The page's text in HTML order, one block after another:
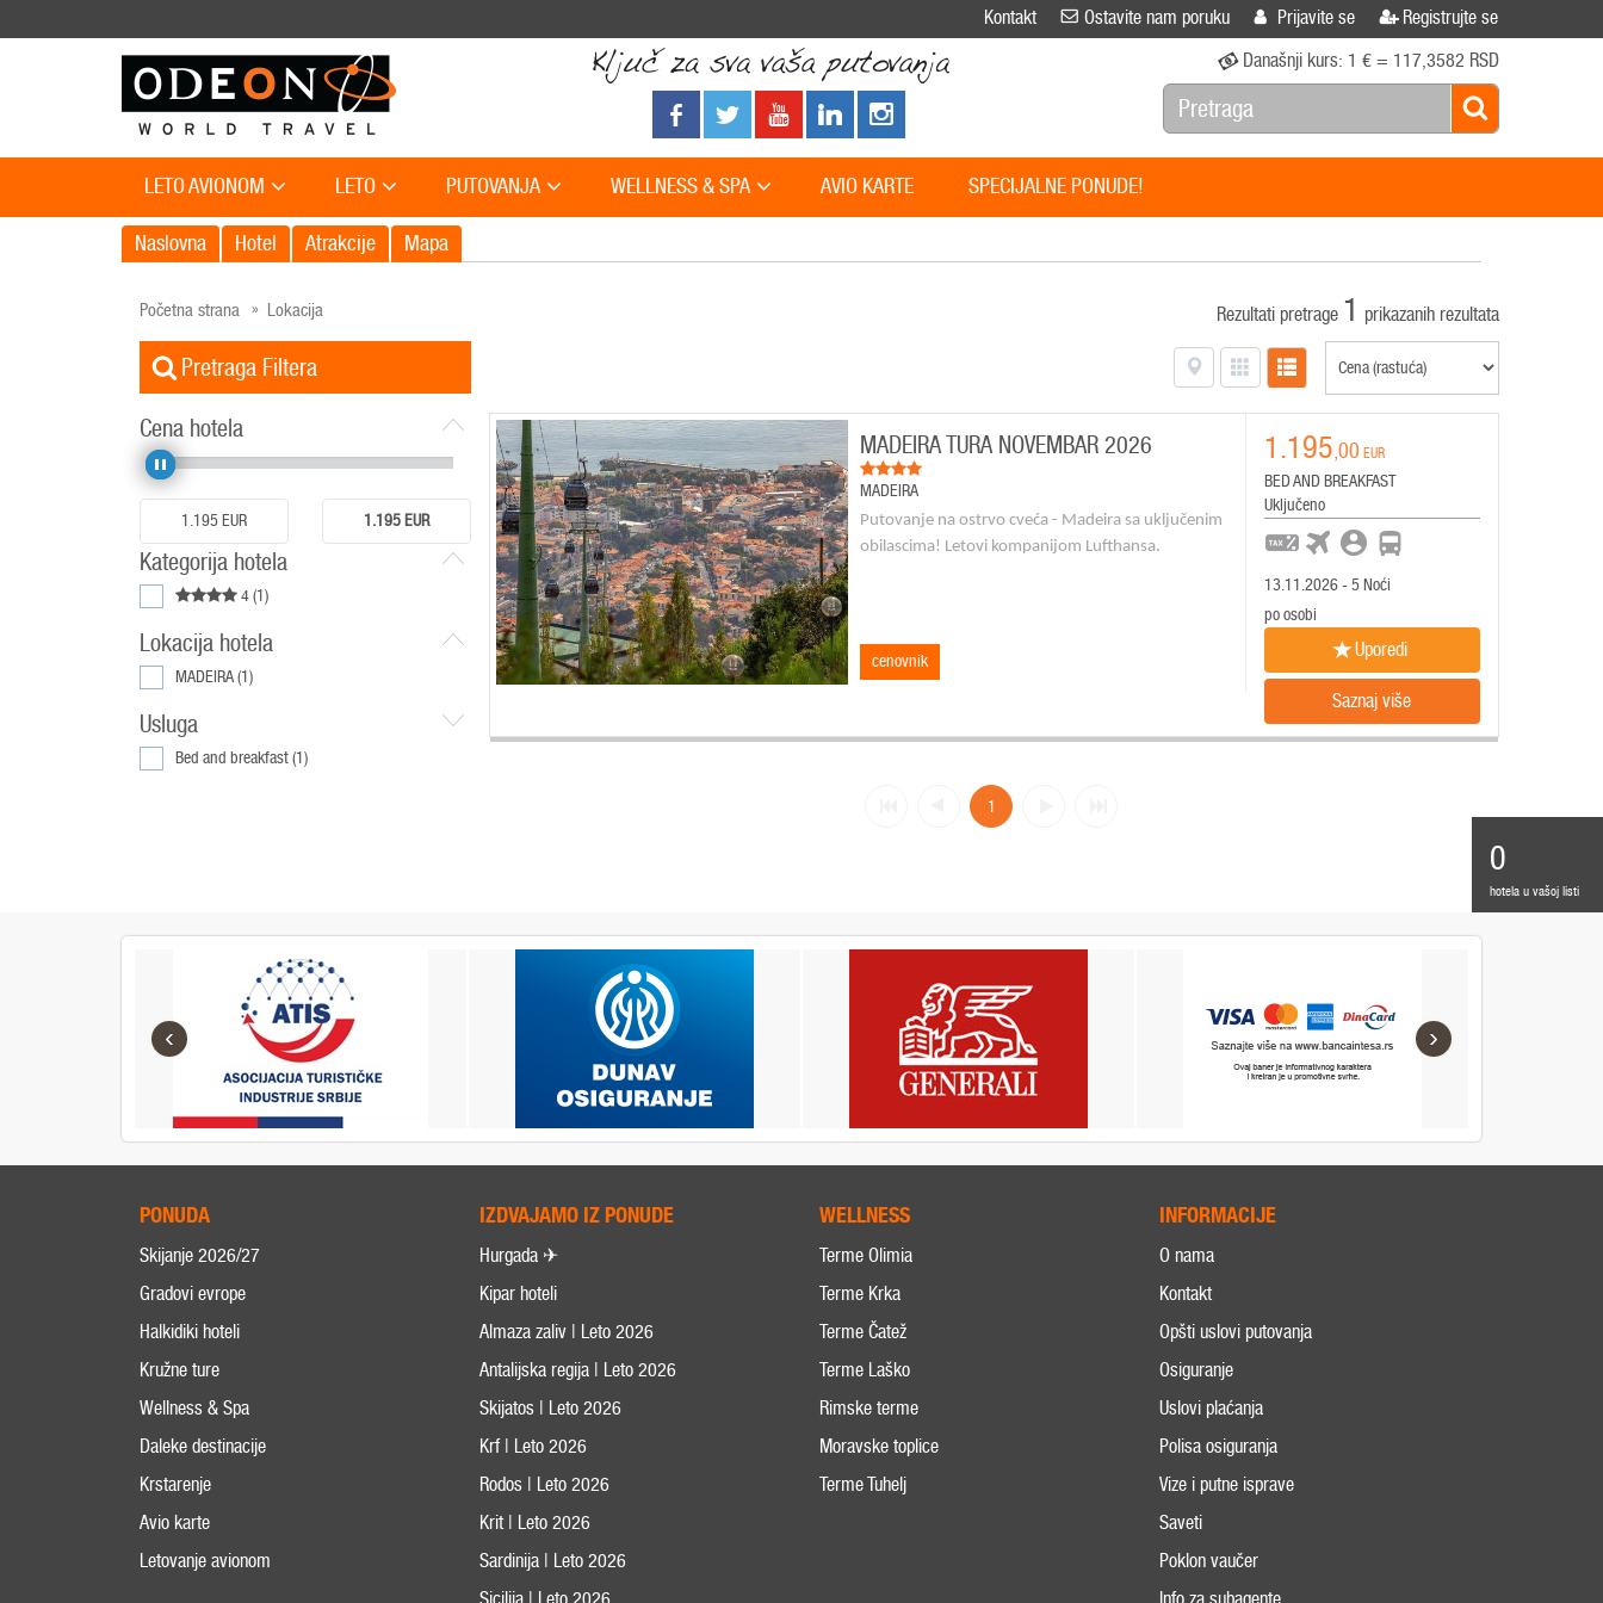
Kontakt Ostavite nam poruku Prijavite se Registrujte se
LETO AVIONOM LETO PUTOVANJA WELLNESS & SPA AVIO KARTE SPECIJALNE PONUDE!
Današnji kurs: 1 € = 117,3582 RSD
Naslovna Hotel Atrakcije Mapa
Početna strana Lokacija Rezultati pretrage 1 prikazanih rezultata
0
hotela u vašoj listi
Pretraga Filtera
Cena hotela
1.195EUR 1.195 EUR
Kategorija hotela
4(1)
Lokacija hotela
MADEIRA(1)
Usluga
Bed and breakfast(1)
MADEIRA TURA NOVEMBAR 2026
MADEIRA
Putovanje na ostrvo cveća - Madeira sa uključenim
obilascima! Letovi kompanijom Lufthansa.
cenovnik
1.195,00 EUR
BED AND BREAKFAST
Uključeno
13.11.2026 - 5 Noći
po osobi
Uporedi
Saznaj više
1
‹ ›
PONUDA
Skijanje 2026/27
Gradovi evrope
Halkidiki hoteli
Kružne ture
Wellness & Spa
Daleke destinacije
Krstarenje
Avio karte
Letovanje avionom
IZDVAJAMO IZ PONUDE
Hurgada ✈
Kipar hoteli
Almaza zaliv | Leto 2026
Antalijska regija | Leto 2026
Skijatos | Leto 2026
Krf | Leto 2026
Rodos | Leto 2026
Krit | Leto 2026
Sardinija | Leto 2026
WELLNESS
Terme Olimia
Terme Krka
Terme Čatež
Terme Laško
Rimske terme
Moravske toplice
Terme Tuhelj
INFORMACIJE
O nama
Kontakt
Opšti uslovi putovanja
Osiguranje
Uslovi plaćanja
Polisa osiguranja
Vize i putne isprave
Saveti
Poklon vaučer